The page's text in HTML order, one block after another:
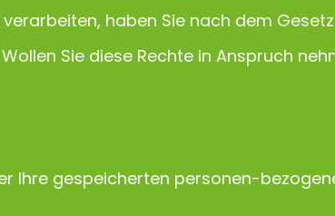
haben Sie nach dem
Sie diese Rechte in Anspruch
Ihre gespeicherten personen-